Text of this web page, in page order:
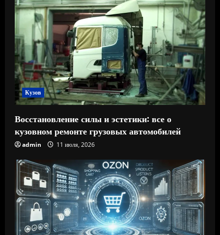
Кузов
Восстановление силы и эстетики: все о
кузовном ремонте грузовых автомобилей
admin 11 июля, 2026